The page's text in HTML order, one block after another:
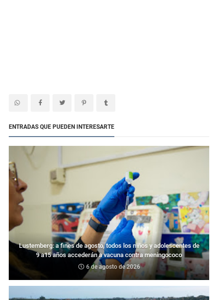
ENTRADAS QUE PUEDEN INTERESARTE
Lustemberg: a fines de agosto, todos los niños y adolescentes de
9 a15 años accederán a vacuna contra meningococo
6 de agosto de 2026